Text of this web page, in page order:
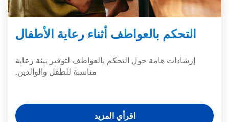
التحكم بالعواطف أثناء رعاية الأطفال
إرشادات هامة حول التحكم بالعواطف لتوفير بيئة رعاية
مناسبة للطفل والوالدين.
اقرأي المزيد